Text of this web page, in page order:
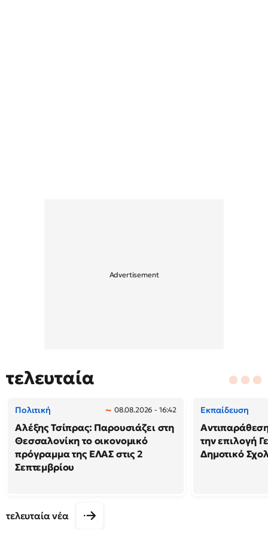
τελευταία
Πολιτική 08.08.2026 - 16:42
Αλέξης Τσίπρας: Παρουσιάζει στη
Θεσσαλονίκη το οικονομικό
πρόγραμμα της ΕΛΑΣ στις 2
Σεπτεμβρίου
Εκπαίδευση
την επιλογή
Δημοτικό
τελευταία νέα